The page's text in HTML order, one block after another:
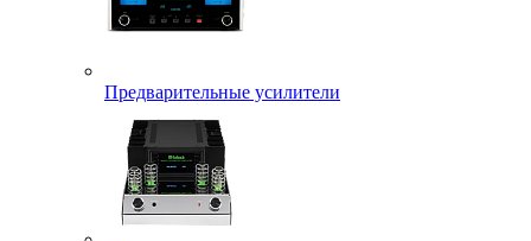
Предварительные усилители